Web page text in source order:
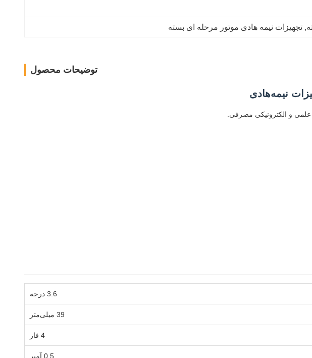
, تجهیزات نیمه هادی موتور مرحله ای بسته
توضیحات محصول
علمی و الکترونیکی مصرفی.
3.6 درجه
39 میلی‌متر
4 فاز
0.5 آمپر